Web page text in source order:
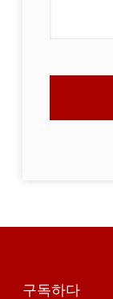
구독하다